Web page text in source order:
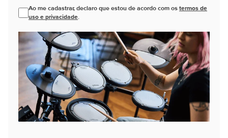
Ao me cadastrar, declaro que estou de acordo com os termos de
uso e privacidade.